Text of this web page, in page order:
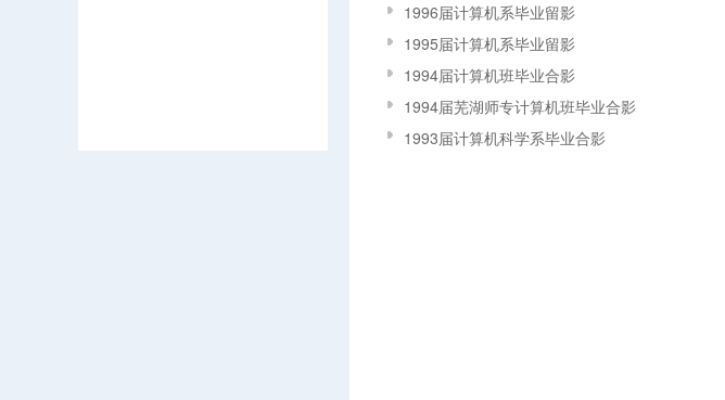
1996届计算机系毕业留影
1995届计算机系毕业留影
1994届计算机班毕业合影
1994届芜湖师专计算机班毕业合影
1993届计算机科学系毕业合影